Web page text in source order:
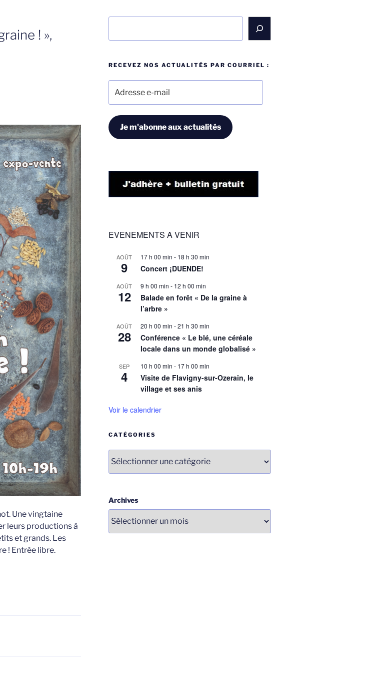
! »,
Une vingtaine
leurs productions à
et grands. Les
! Entrée libre.
RECEVEZ NOS ACTUALITÉS PAR COURRIEL :
mail
Je m'abonne aux actualités
EVENEMENTS A VENIR
AOÛT
9
17 h 00 min - 18 h 30 min
Concert ¡DUENDE!
AOÛT
12
9 h 00 min - 12 h 00 min
Balade en forêt « De la graine à
l’arbre »
AOÛT
28
20 h 00 min -21 h 30 min
Conférence « Le blé, une céréale
locale dans un monde globalisé »
SEP
4
10 h 00 min - 17 h 00 min
Visite de Flavigny-sur-Ozerain, le
village et ses anis
Voir le calendrier
CATÉGORIES
Archives